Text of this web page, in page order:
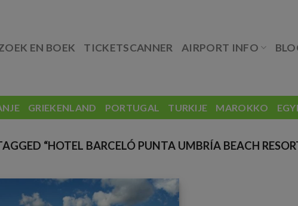
EN BOEK TICKETSCANNER AIRPORT INFO
GRIEKENLAND PORTUGAL TURKIJE MAROKKO
“HOTEL BARCELÓ PUNTA UMBRÍA BEACH